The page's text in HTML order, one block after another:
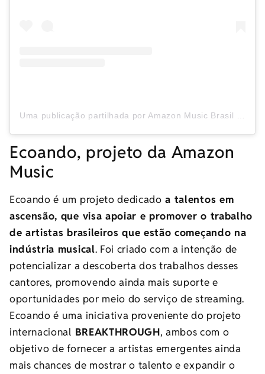
Ecoando, projeto da Amazon
Music
Ecoando é um projeto dedicado a talentos em
ascensão, que visa apoiar e promover o trabalho
de artistas brasileiros que estão começando na
indústria musical. Foi criado com a intenção de
potencializar a descoberta dos trabalhos desses
cantores, promovendo ainda mais suporte e
oportunidades por meio do serviço de streaming.
Ecoando é uma iniciativa proveniente do projeto
internacional BREAKTHROUGH, ambos com o
objetivo de fornecer a artistas emergentes ainda
mais chances de mostrar o talento e expandir o